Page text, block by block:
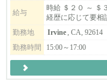
ッスンを進めてくださる
主な業務内容は、ダンス
ュニケーション、イベン
レッスン経験がある方は
たちに関わるお仕事に
給与
時給 ＄２０ ～ ＄
経歴に応じて要相
勤務地
Irvine , CA, 92614
勤務時間
15:00～17:00